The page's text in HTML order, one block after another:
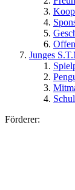
Junges
Förderer: